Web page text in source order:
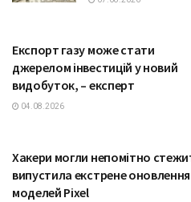
Експорт газу може стати
джерелом інвестицій у новий
видобуток, – експерт
04.08.2026
Хакери могли непомітно
випустила екстрене
моделей Pixel